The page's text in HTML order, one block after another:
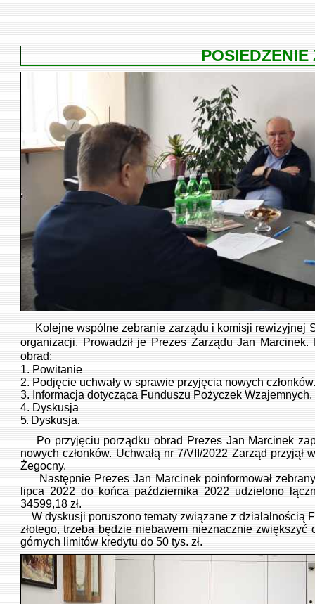
Kolejne wspólne zebranie zarządu i komisji rewizyjnej
organizacji. Prowadził je Prezes Zarządu Jan
obrad:
1. Powitanie
2. Podjęcie uchwały w sprawie przyjęcia nowych członków.
3. Informacja dotycząca Funduszu Pożyczek Wzajemnych.
4. Dyskusja
5 Dyskusja
Po przyjęciu porządku obrad Prezes Jan Marcinek
nowych członków. Uchwałą nr 7/VII/2022 Zarząd
Żegocny.
Następnie Prezes Jan Marcinek poinformował
lipca 2022 do końca października 2022 udzielono
34599,18 zł.
W dyskusji poruszono tematy związane z dzialalnością
złotego, trzeba będzie niebawem nieznacznie
górnych limitów kredytu do 50 tys. zł.